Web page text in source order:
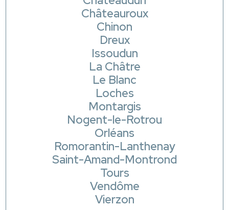
Châteauroux
Chinon
Dreux
Issoudun
La Châtre
Le Blanc
Loches
Montargis
Nogent-le-Rotrou
Orléans
Romorantin-Lanthenay
Saint-Amand-Montrond
Tours
Vendôme
Vierzon